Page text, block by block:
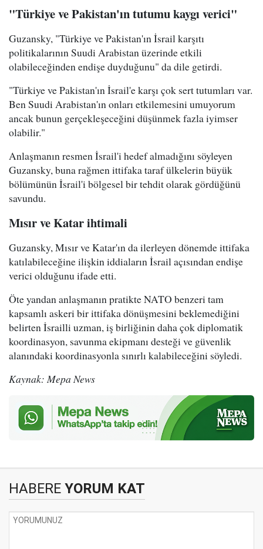
"Türkiye ve Pakistan'ın tutumu kaygı verici"
Guzansky, "Türkiye ve Pakistan'ın İsrail karşıtı
politikalarının Suudi Arabistan üzerinde etkili
olabileceğinden endişe duyduğunu" da dile getirdi.
"Türkiye ve Pakistan'ın İsrail'e karşı çok sert tutumları var.
Ben Suudi Arabistan'ın onları etkilemesini umuyorum
ancak bunun gerçekleşeceğini düşünmek fazla iyimser
olabilir."
Anlaşmanın resmen İsrail'i hedef almadığını söyleyen
Guzansky, buna rağmen ittifaka taraf ülkelerin büyük
bölümünün İsrail'i bölgesel bir tehdit olarak gördüğünü
savundu.
Mısır ve Katar ihtimali
Guzansky, Mısır ve Katar'ın da ilerleyen dönemde ittifaka
katılabileceğine ilişkin iddiaların İsrail açısından endişe
verici olduğunu ifade etti.
Öte yandan anlaşmanın pratikte NATO benzeri tam
kapsamlı askeri bir ittifaka dönüşmesini beklemediğini
belirten İsrailli uzman, iş birliğinin daha çok diplomatik
koordinasyon, savunma ekipmanı desteği ve güvenlik
alanındaki koordinasyonla sınırlı kalabileceğini söyledi.
Kaynak: Mepa News
HABERE YORUM KAT